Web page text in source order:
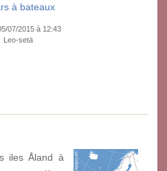
à bateaux
07/2015 à 12:43
setä
iles Åland à